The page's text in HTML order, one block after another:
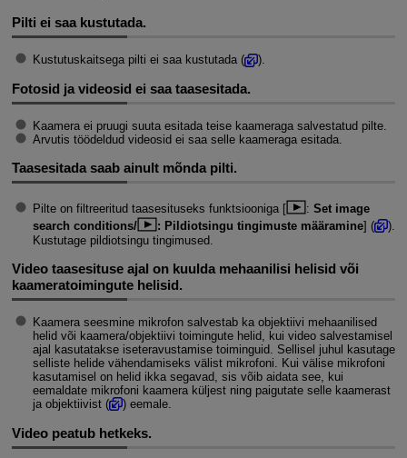
Pilti ei saa kustutada.
Kustutuskaitsega pilti ei saa kustutada ( ).
Fotosid ja videosid ei saa taasesitada.
Kaamera ei pruugi suuta esitada teise kaameraga salvestatud pilte.
Arvutis töödeldud videosid ei saa selle kaameraga esitada.
Taasesitada saab ainult mõnda pilti.
Pilte on filtreeritud taasesituseks funktsiooniga [ : Set image
search conditions/
: Pildiotsingu tingimuste määramine] (
).
Kustutage pildiotsingu tingimused.
Video taasesituse ajal on kuulda mehaanilisi helisid või
kaameratoimingute helisid.
Kaamera seesmine mikrofon salvestab ka objektiivi mehaanilised
helid või kaamera/objektiivi toimingute helid, kui video salvestamisel
ajal kasutatakse iseteravustamise toiminguid. Sellisel juhul kasutage
selliste helide vähendamiseks välist mikrofoni. Kui välise mikrofoni
kasutamisel on helid ikka segavad, sis võib aidata see, kui
eemaldate mikrofoni kaamera küljest ning paigutate selle kaamerast
ja objektiivist (
) eemale.
Video peatub hetkeks.